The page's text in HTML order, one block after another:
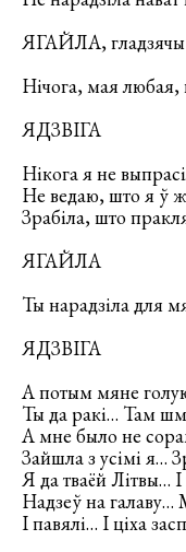
ЯГАЙЛА, гладзячы
Нічога, мая любая,
ЯДЗВІГА
Нікога я не
Не ведаю, што я ў
Зрабіла, што
ЯГАЙЛА
Ты нарадзіла для
ЯДЗВІГА
А потым мяне
Ты да ракі… Там
А мне было не
Зайшла з усімі я…
Я да тваёй Літвы…
Надзеў на галаву…
І павялі… І ціха